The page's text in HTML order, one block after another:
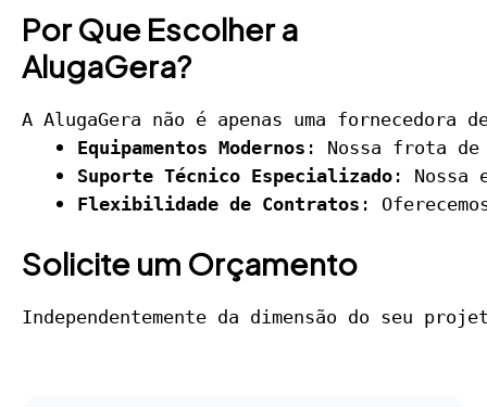
Por Que Escolher a
AlugaGera?
A AlugaGera não é apenas uma fornecedora
Equipamentos Modernos : Nossa frota de
Suporte Técnico Especializado : Nossa
Flexibilidade de Contratos :
Solicite um Orçamento
Independentemente da dimensão do seu